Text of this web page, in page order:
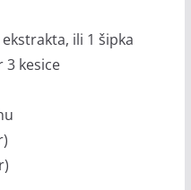
ili 1 šipka
3 kesice